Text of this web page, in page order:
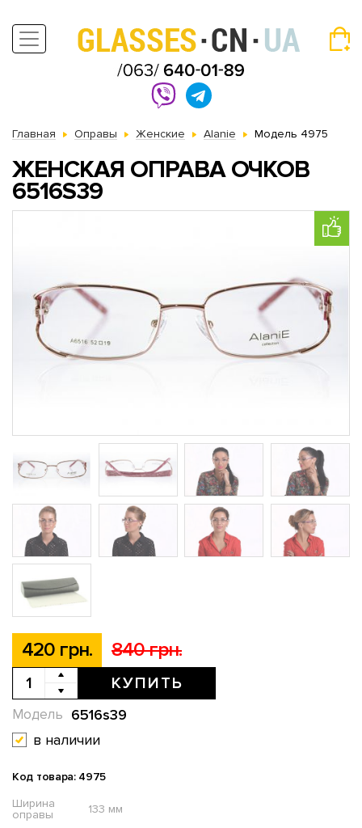
Главная Оправы Женские Alanie Модель 4975
ЖЕНСКАЯ ОПРАВА ОЧКОВ
6516S39
420 грн. 840 грн.
КУПИТЬ
6516s39
Модель
в наличии
Код товара: 4975
Ширина
оправы
133 мм